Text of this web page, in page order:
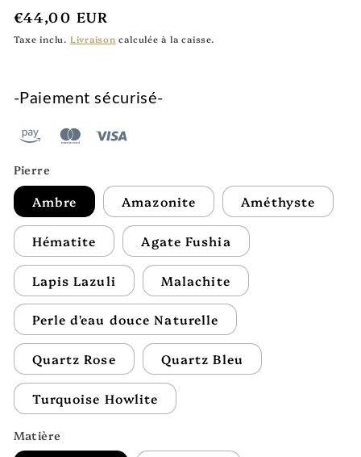
Prix
€44,00 EUR
Taxe inclu. Livraison calculée à la caisse.
-Paiement sécurisé-
Pierre
Ambre Amazonite Améthyste
Hématite Agate Fushia
Lapis Lazuli Malachite
Perle d'eau douce Naturelle
Quartz Rose Quartz Bleu
Turquoise Howlite
Matière